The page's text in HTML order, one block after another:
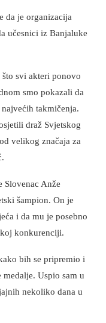
da je organizacija
učesnici iz Banjaluke
svi akteri ponovo
smo pokazali da
takmičenja.
draž Svjetskog
velikog značaja za
Anže
šampion. On je
i da mu je posebno
konkurenciji.
bih se pripremio i
Uspio sam u
nekoliko dana u